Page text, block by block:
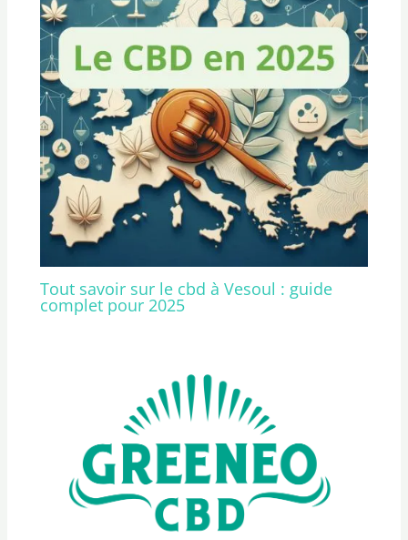
Tout savoir sur le cbd à Vesoul : guide
complet pour 2025